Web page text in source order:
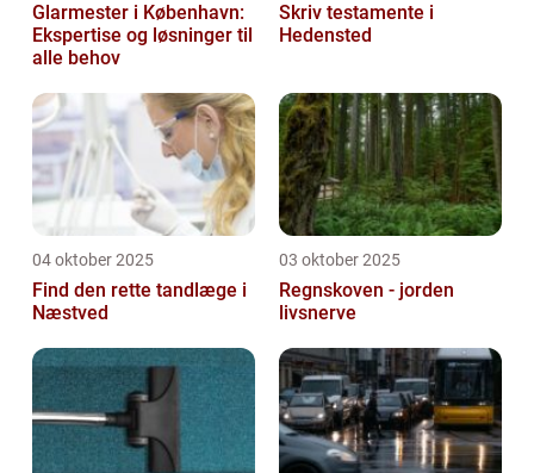
Glarmester i København:
Ekspertise og løsninger til
alle behov
Skriv testamente i
Hedensted
04 oktober 2025
Find den rette tandlæge i
Næstved
03 oktober 2025
Regnskoven - jorden
livsnerve